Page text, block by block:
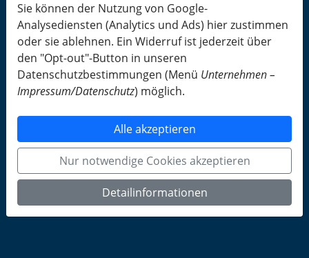
Sie können der Nutzung von Google-
Analysediensten (Analytics und Ads) hier zustimmen
oder sie ablehnen. Ein Widerruf ist jederzeit über
den "Opt-out"-Button in unseren
Datenschutzbestimmungen (Menü Unternehmen –
Impressum/Datenschutz) möglich.
Alle akzeptieren
Nur notwendige Cookies akzeptieren
Detailinformationen